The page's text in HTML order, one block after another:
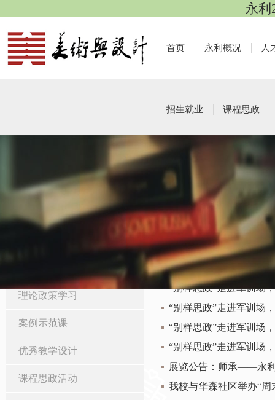
永利
首页 永利概况 人
招生就业 课程思政
理论政策学习
案例示范课
优秀教学设计
课程思政活动
课程思政活动
“别样思政”走进军训场
“别样思政”走进军训场
“别样思政”走进军训场
“别样思政”走进军训场
展览公告：师承——永
我校与华森社区举办“周